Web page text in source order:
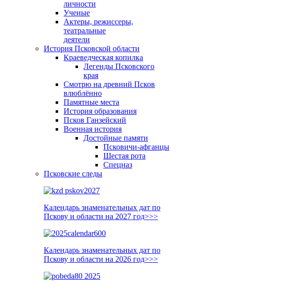
личности
Ученые
Актеры, режиссеры,
театральные
деятели
История Псковской области
Краеведческая копилка
Легенды Псковского
края
Смотрю на древний Псков
влюблённо
Памятные места
История образования
Псков Ганзейский
Военная история
Достойные памяти
Псковичи-афганцы
Шестая рота
Спецназ
Псковские следы
Календарь знаменательных дат по
Пскову и области на 2027 год>>>
Календарь знаменательных дат по
Пскову и области на 2026 год>>>